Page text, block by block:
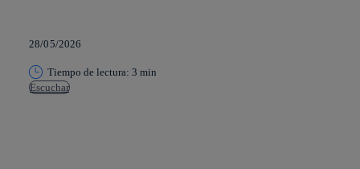
28/05/2026
Tiempo de lectura: 3 min
Escuchar